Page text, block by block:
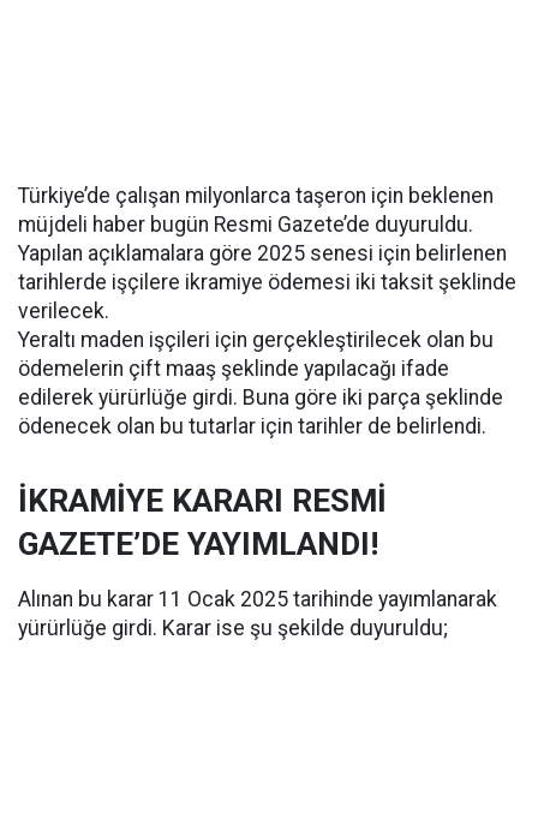
Türkiye’de çalışan milyonlarca taşeron için beklenen
müjdeli haber bugün Resmi Gazete’de duyuruldu.
Yapılan açıklamalara göre 2025 senesi için belirlenen
tarihlerde işçilere ikramiye ödemesi iki taksit şeklinde
verilecek.
Yeraltı maden işçileri için gerçekleştirilecek olan bu
ödemelerin çift maaş şeklinde yapılacağı ifade
edilerek yürürlüğe girdi. Buna göre iki parça şeklinde
ödenecek olan bu tutarlar için tarihler de belirlendi.
İKRAMİYE KARARI RESMİ
GAZETE’DE YAYIMLANDI!
Alınan bu karar 11 Ocak 2025 tarihinde yayımlanarak
yürürlüğe girdi. Karar ise şu şekilde duyuruldu;